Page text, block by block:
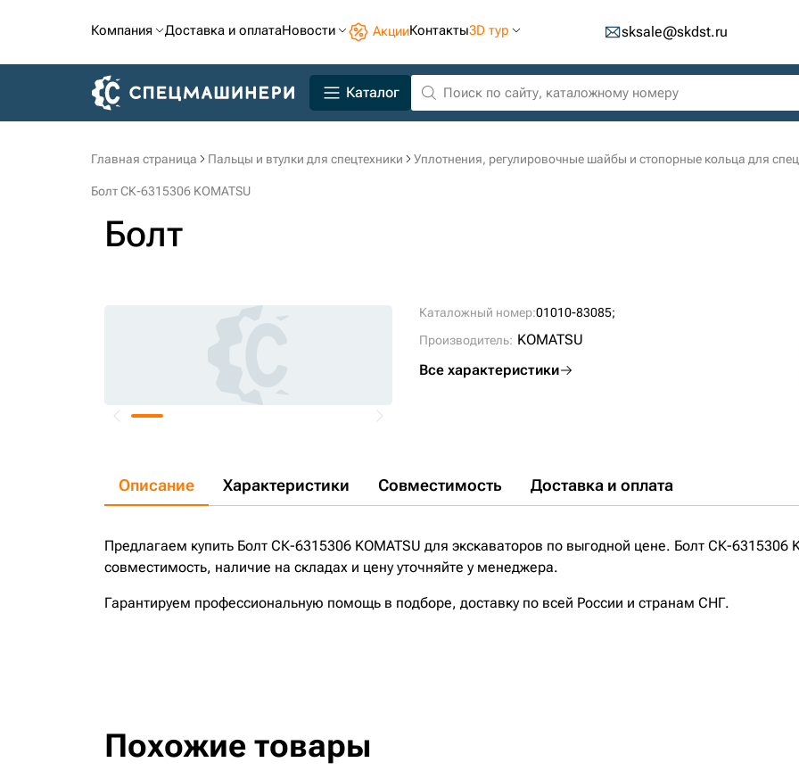
Компания Доставка и оплатаНовости АкцииКонтакты3D тур sksale@skdst.ru
Каталог
Главная страница Пальцы и втулки для спецтехники Уплотнения, регулировочные шайбы и стопорные кольца для
Болт СК-6315306 KOMATSU
Болт
Каталожный номер:01010-83085;
Производитель: KOMATSU
Все характеристики
Описание Характеристики Совместимость Доставка и оплата
Предлагаем купить Болт СК-6315306 KOMATSU для экскаваторов по выгодной цене. Болт СК-6315306
совместимость, наличие на складах и цену уточняйте у менеджера.
Гарантируем профессиональную помощь в подборе, доставку по всей России и странам СНГ.
Похожие товары